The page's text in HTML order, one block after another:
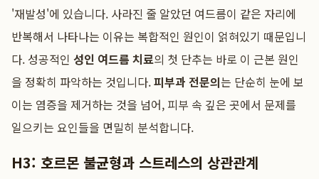
'재발성'에 있습니다. 사라진 줄 알았던 여드름이 같은 자리에
반복해서 나타나는 이유는 복합적인 원인이 얽혀있기 때문입니
다. 성공적인 성인 여드름 치료의 첫 단추는 바로 이 근본 원인
을 정확히 파악하는 것입니다.피부과 전문의는 단순히 눈에 보
이는 염증을 제거하는 것을 넘어, 피부 속 깊은 곳에서 문제를
일으키는 요인들을 면밀히 분석합니다.
H3: 호르몬 불균형과 스트레스의 상관관계